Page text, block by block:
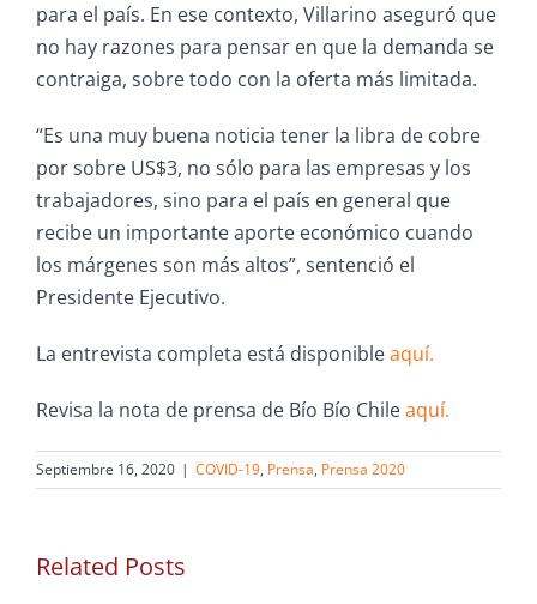
para el país. En ese contexto, Villarino aseguró que
no hay razones para pensar en que la demanda se
contraiga, sobre todo con la oferta más limitada.
“Es una muy buena noticia tener la libra de cobre
por sobre US$3, no sólo para las empresas y los
trabajadores, sino para el país en general que
recibe un importante aporte económico cuando
los márgenes son más altos”, sentenció el
Presidente Ejecutivo.
La entrevista completa está disponibleaquí.
Revisa la nota de prensa de Bío Bío Chileaquí.
Septiembre 16, 2020 | COVID-19, Prensa, Prensa 2020
Related Posts